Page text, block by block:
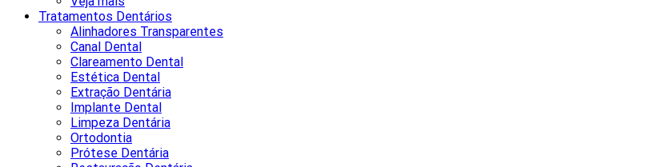
Tratamentos Dentários
Alinhadores Transparentes
Canal Dental
Clareamento Dental
Estética Dental
Extração Dentária
Implante Dental
Limpeza Dentária
Ortodontia
Prótese Dentária